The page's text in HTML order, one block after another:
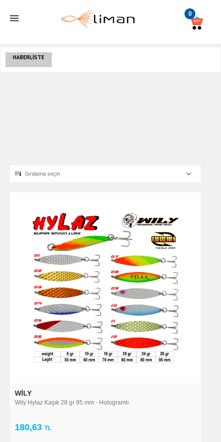
0
HABERLISTE
Sıralama seçin
WILY
Wily Hylaz Kaşık 28 gr 95 mm - Hologramlı
180,63 TL